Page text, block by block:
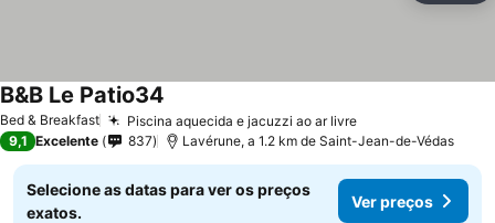
Bed & Breakfast Piscina aquecida e jacuzzi ao ar livre
B&B Le Patio34
9,1 Excelente 837 Lavérune, a 1.2 km de Saint-Jean-de-Védas
Selecione as datas para ver os preços
exatos.
Ver preços